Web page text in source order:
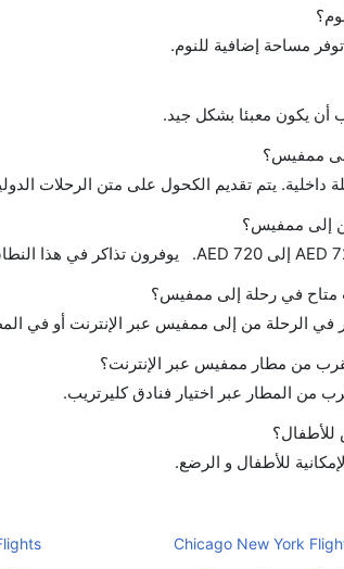
مساحة إضافية للنوم.
يكون معبئا بشكل جيد.
ممفيس؟
يتم تقديم الكحول على متن الرحلات
إلى ممفيس؟
متاح في رحلة إلى ممفيس؟
في الرحلة من إلى ممفيس عبر الإنترنت أو في
من مطار ممفيس عبر الإنترنت؟
من المطار عبر اختيار فنادق كليرتريب.
للأطفال؟
للأطفال و الرضع.
Chicago New York